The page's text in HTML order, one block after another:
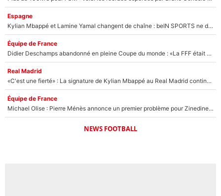
Espagne
Kylian Mbappé et Lamine Yamal changent de chaîne : beIN SPORTS ne digère pas cette décision historique et prédit un fiasco pour la Liga
Équipe de France
Didier Deschamps abandonné en pleine Coupe du monde : «La FFF était déjà passée à Zinedine Zidane»
Real Madrid
«C'est une fierté» : La signature de Kylian Mbappé au Real Madrid continue de régaler l'Espagne
Équipe de France
Michael Olise : Pierre Ménès annonce un premier problème pour Zinedine Zidane en équipe de France
NEWS FOOTBALL